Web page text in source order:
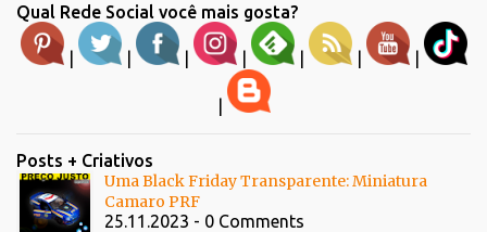
Qual Rede Social você mais gosta?
| | | | | | |
Posts + Criativos
Uma Black Friday Transparente: Miniatura
Camaro PRF
25.11.2023 - 0 Comments